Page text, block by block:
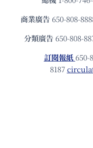
商業廣告 650-808-
分類廣告 650-808-
訂閱報紙 650-
8187